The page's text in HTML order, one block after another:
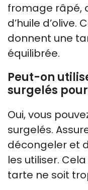
fromage râpé,
d’huile
donnent une
équilibrée.
Peut-on
surgelés
Oui, vous
surgelés.
décongeler et
les utiliser.
tarte ne soit